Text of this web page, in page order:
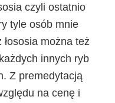
czyli ostatnio
tyle osób mnie
łososia można też
innych ryb
Z premedytacją
na cenę i